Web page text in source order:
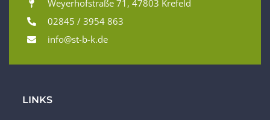
Weyerhofstraße 71, 47803 Krefeld
02845 / 3954 863
info@st-b-k.de
LINKS